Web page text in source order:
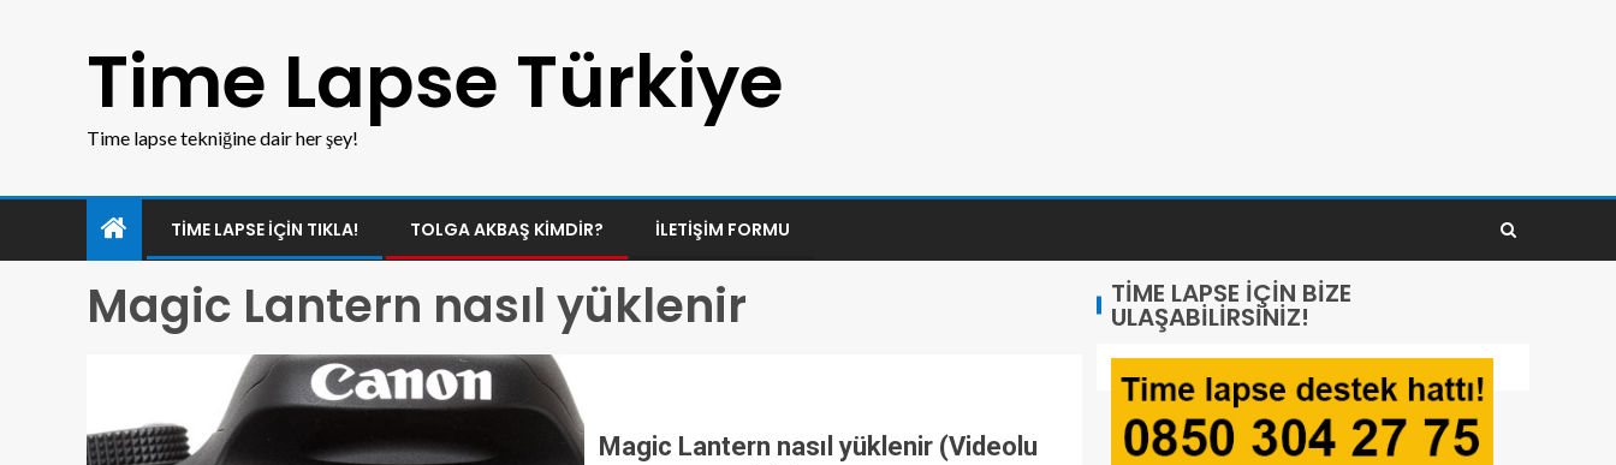
Time Lapse Türkiye
Time lapse tekniğine dair her şey!
TIME LAPSE IÇIN TIKLA! TOLGA AKBAŞ KIMDIR? İLETIŞIM FORMU
Magic Lantern nasıl yüklenir
Magic Lantern nasıl yüklenir (Videolu
TIME LAPSE İÇIN BIZE
ULAŞABILIRSINIZ!